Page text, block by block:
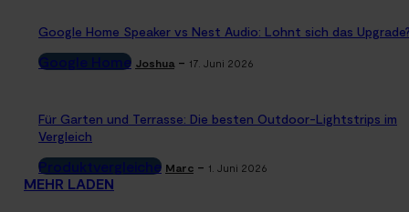
Google Home Speaker vs Nest Audio: Lohnt sich das
Google Home Joshua - 17. Juni 2026
Für Garten und Terrasse: Die besten Outdoor-Lightstrips im
Vergleich
Produktvergleiche Marc - 1. Juni 2026
MEHR LADEN